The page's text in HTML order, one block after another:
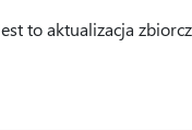
to aktualizacja